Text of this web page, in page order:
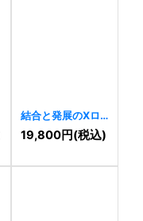
結合と発展のXロ
ゴ 11114]
19,800円(税込)